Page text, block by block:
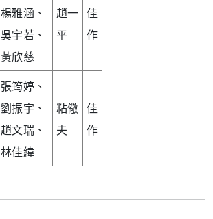
楊雅涵、
吳宇若、
黃欣慈
趙一
平
佳
作
張筠婷、
劉振宇、
趙文瑞、
林佳緯
粘儆
夫
佳
作